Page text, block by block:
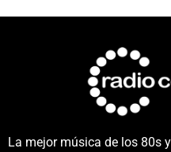
La mejor música de los 80s